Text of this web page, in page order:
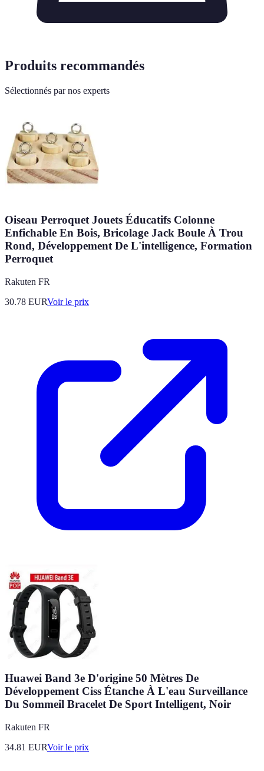
Produits recommandés
Sélectionnés par nos experts
Oiseau Perroquet Jouets Éducatifs Colonne
Enfichable En Bois, Bricolage Jack Boule À Trou
Rond, Développement De L'intelligence, Formation
Perroquet
Rakuten FR
30.78 EURVoir le prix
Huawei Band 3e D'origine 50 Mètres De
Développement Ciss Étanche À L'eau Surveillance
Du Sommeil Bracelet De Sport Intelligent, Noir
Rakuten FR
34.81 EURVoir le prix